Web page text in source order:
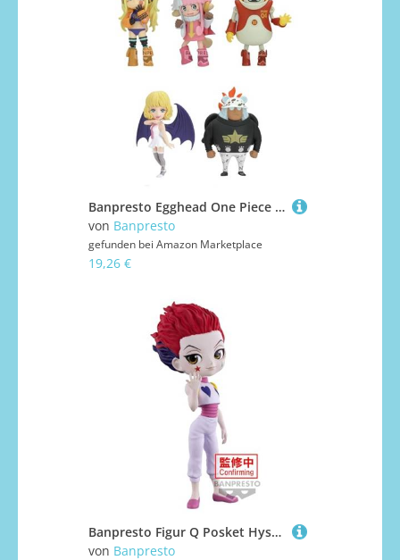
Banpresto Egghead One Piece Actionfigur, World Collectable, 5-7 cm, BP89736P, Mehrfarbig, Sammelfigur, optimal für Anime-Fans
von Banpresto
gefunden bei Amazon Marketplace
19,26 €
Banpresto Figur Q Posket Hyskoa Hunterxhunter, 15 cm, Mehrfarbig, BP88864P
von Banpresto